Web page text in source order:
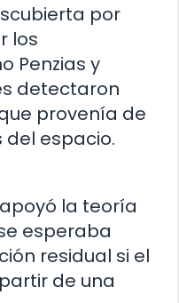
por
los
Penzias y
detectaron
provenía de
espacio.
la teoría
esperaba
residual si el
de una